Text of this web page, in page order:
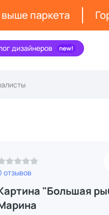
паркета
дизайнеров
отзывов
"Большая